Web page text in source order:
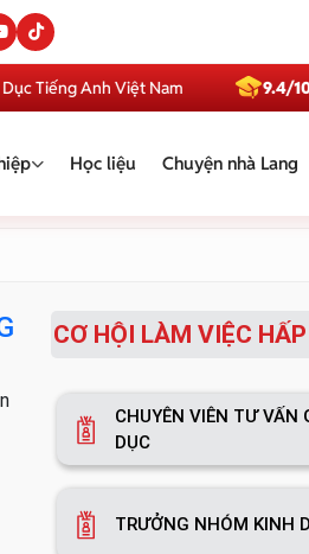
Tiếng Anh Việt Nam 9.4/10
Học liệu Chuyện nhà Lang
CƠ HỘI LÀM VIỆC
CHUYÊN VIÊN TƯ VẤN
DỤC
TRƯỞNG NHÓM KINH